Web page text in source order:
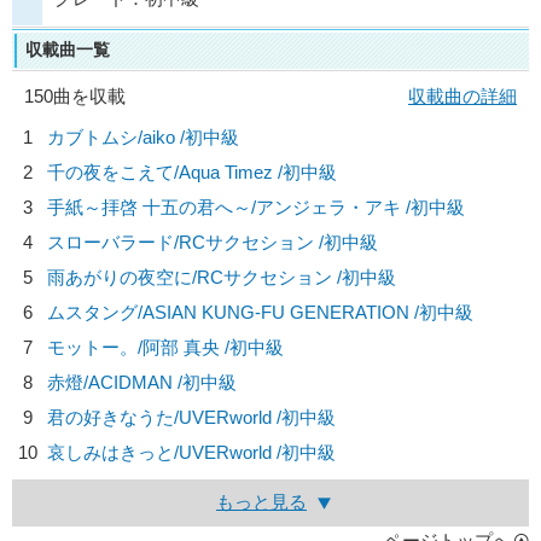
収載曲一覧
150曲を収載
収載曲の詳細
1
カブトムシ/aiko /初中級
2
千の夜をこえて/Aqua Timez /初中級
3
手紙～拝啓 十五の君へ～/アンジェラ・アキ /初中級
4
スローバラード/RCサクセション /初中級
5
雨あがりの夜空に/RCサクセション /初中級
6
ムスタング/ASIAN KUNG-FU GENERATION /初中級
7
モットー。/阿部 真央 /初中級
8
赤燈/ACIDMAN /初中級
9
君の好きなうた/UVERworld /初中級
10 哀しみはきっと/UVERworld /初中級
もっと見る